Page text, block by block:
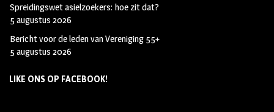
Spreidingswet asielzoekers: hoe zit dat?
5 augustus 2026
Bericht voor de leden van Vereniging 55+
5 augustus 2026
LIKE ONS OP FACEBOOK!